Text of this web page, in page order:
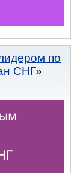
по
СНГ